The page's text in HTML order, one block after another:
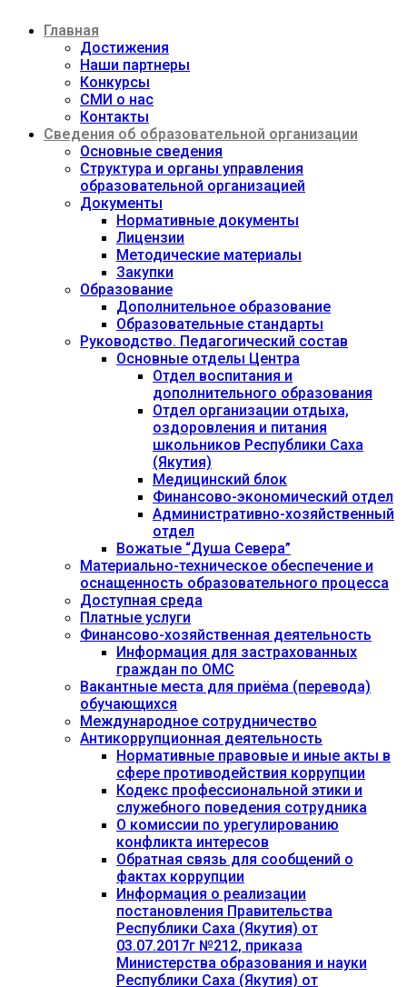
содержимому
Главная
Достижения
Наши партнеры
Конкурсы
СМИ о нас
Контакты
Сведения об образовательной организации
Основные сведения
Структура и органы управления
образовательной организацией
Документы
Нормативные документы
Лицензии
Методические материалы
Закупки
Образование
Дополнительное образование
Образовательные стандарты
Руководство. Педагогический состав
Основные отделы Центра
Отдел воспитания и
дополнительного образования
Отдел организации отдыха,
оздоровления и питания
школьников Республики Саха
(Якутия)
Медицинский блок
Финансово-экономический отдел
Административно-хозяйственный
отдел
Вожатые “Душа Севера”
Материально-техническое обеспечение и
оснащенность образовательного процесса
Доступная среда
Платные услуги
Финансово-хозяйственная деятельность
Информация для застрахованных
граждан по ОМС
Вакантные места для приёма (перевода)
обучающихся
Международное сотрудничество
Антикоррупционная деятельность
Нормативные правовые и иные акты в
сфере противодействия коррупции
Кодекс профессиональной этики и
служебного поведения сотрудника
О комиссии по урегулированию
конфликта интересов
Обратная связь для сообщений о
фактах коррупции
Информация о реализации
постановления Правительства
Республики Саха (Якутия) от
03.07.2017г №212, приказа
Министерства образования и науки
Республики Саха (Якутия) от